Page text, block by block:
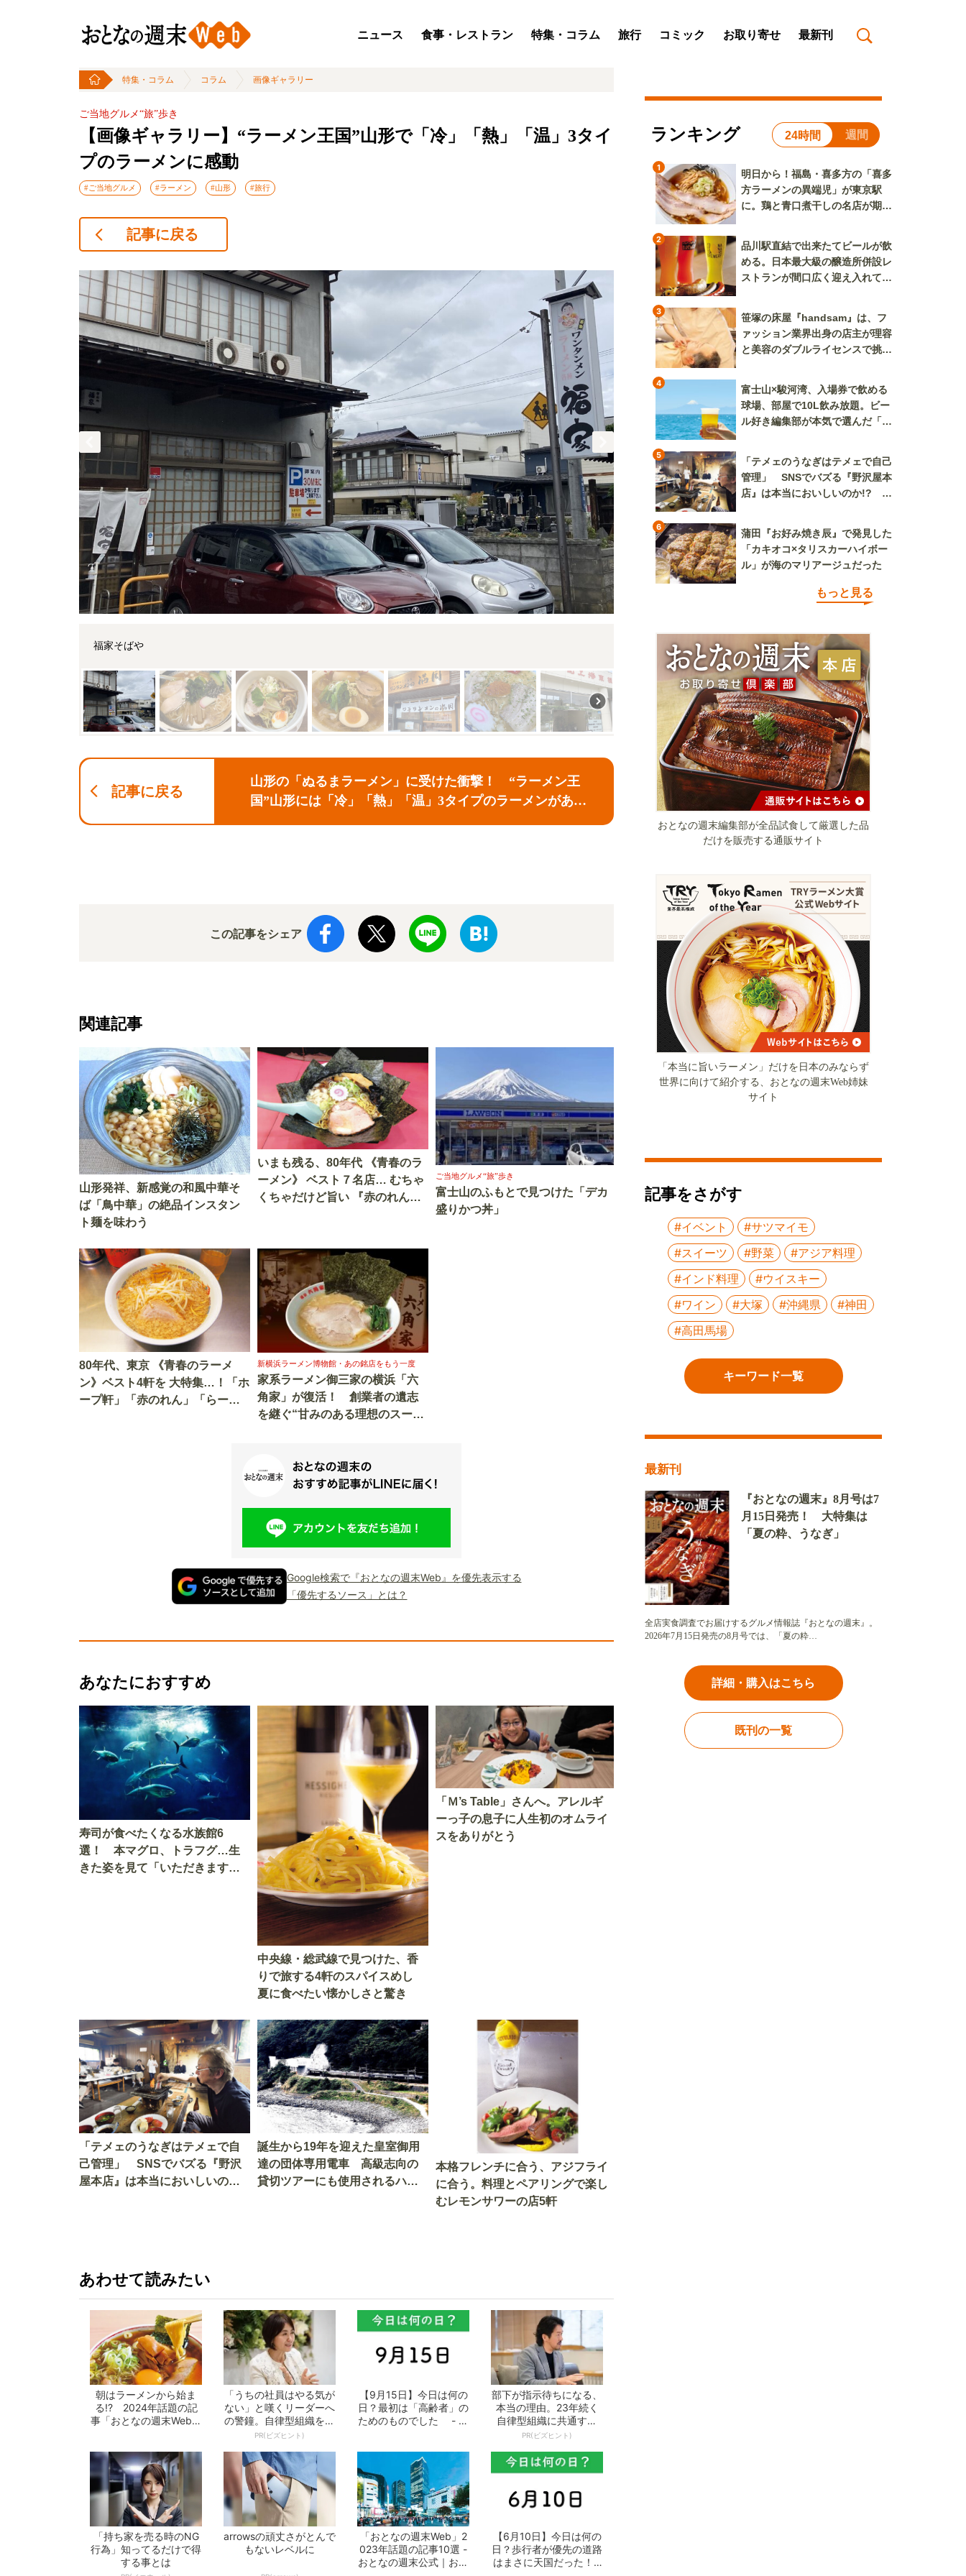
ニュース 食事・レストラン 特集・コラム 旅行 コミック お取り寄せ 最新刊
特集・コラム コラム 画像ギャラリー
ご当地グルメ“旅”歩き
【画像ギャラリー】“ラーメン王国”山形で「冷」「熱」「温」3タイ
プのラーメンに感動
#ご当地グルメ #ラーメン #山形 #旅行
記事に戻る
福家そばや
記事に戻る
山形の「ぬるまラーメン」に受けた衝撃！ “ラーメン王
国”山形には「冷」「熱」「温」3タイプのラーメンがあ
この記事をシェア
関連記事
山形発祥、新感覚の和風中華そ
ば「鳥中華」の絶品インスタン
ト麺を味わう
いまも残る、80年代 《青春のラ
ーメン》 ベスト７名店… むちゃ
くちゃだけど旨い 『赤のれん』
ご当地グルメ“旅”歩き
富士山のふもとで見つけた「デカ
盛りかつ丼」
80年代、東京 《青春のラーメ
ン》ベスト4軒を 大特集…！「ホ
ープ軒」「赤のれん」「らーめ
新横浜ラーメン博物館・あの銘店をもう一度
家系ラーメン御三家の横浜「六
角家」が復活！ 創業者の遺志
を継ぐ“甘みのある理想のスー
Google検索で『おとなの週末Web』を優先表示する
「優先するソース」とは？
あなたにおすすめ
寿司が食べたくなる水族館6
選！ 本マグロ、トラフグ…生
きた姿を見て「いただきます」
中央線・総武線で見つけた、香
りで旅する4軒のスパイスめし
夏に食べたい懐かしさと驚き
「Ｍ’s Table」さんへ。アレルギ
ーっ子の息子に人生初のオムライ
スをありがとう
「テメェのうなぎはテメェで自
己管理」 SNSでバズる『野沢
屋本店』は本当においしいの
誕生から19年を迎えた皇室御用
達の団体専用電車 高級志向の
貸切ツアーにも使用されるハイ
本格フレンチに合う、アジフライ
に合う。料理とペアリングで楽し
むレモンサワーの店5軒
あわせて読みたい
朝はラーメンから始ま
る!? 2024年話題の記
事「おとなの週末Web」
「うちの社員はやる気が
ない」と嘆くリーダーへ
の警鐘。自律型組織をつ
くる前に外せな...
PR(ビズヒント)
【9月15日】今日は何の
日？最初は「高齢者」の
ためのものでした - お
部下が指示待ちになる、
本当の理由。23年続く
自律型組織に共通する
「3つの要素」
PR(ビズヒント)
「持ち家を売る時のNG
行為」知ってるだけで得
する事とは
arrowsの頑丈さがとんで
もないレベルに
「おとなの週末Web」2
023年話題の記事10選 -
おとなの週末公式｜おい
【6月10日】今日は何の
日？歩行者が優先の道路
はまさに天国だった！ -
ランキング 24時間 週間
1
明日から！福島・喜多方の「喜多
方ラーメンの異端児」が東京駅
に。鶏と青口煮干しの名店が期間
2
品川駅直結で出来たてビールが飲
める。日本最大級の醸造所併設レ
ストランが間口広く迎え入れてく
3
笹塚の床屋『handsam』は、フ
ァッション業界出身の店主が理容
と美容のダブルライセンスで挑む
4
富士山×駿河湾、入場券で飲める
球場、部屋で10L飲み放題。ビー
ル好き編集部が本気で選んだ「ビ
5
「テメェのうなぎはテメェで自己
管理」 SNSでバズる『野沢屋本
店』は本当においしいのか!? い
6
蒲田『お好み焼き辰』で発見した
「カキオコ×タリスカーハイボー
ル」が海のマリアージュだった
もっと見る
おとなの週末編集部が全品試食して厳選した品
だけを販売する通販サイト
「本当に旨いラーメン」だけを日本のみならず
世界に向けて紹介する、おとなの週末Web姉妹
サイト
記事をさがす
#イベント
#サツマイモ
#スイーツ
#野菜
#アジア料理
#インド料理
#ウイスキー
#ワイン
#大塚 #沖縄県
#神田
#高田馬場
キーワード一覧
最新刊
『おとなの週末』8月号は7
月15日発売！ 大特集は
「夏の粋、うなぎ」
全店実食調査でお届けするグルメ情報誌『おとなの週末』。
2026年7月15日発売の8月号では、「夏の粋…
詳細・購入はこちら
既刊の一覧